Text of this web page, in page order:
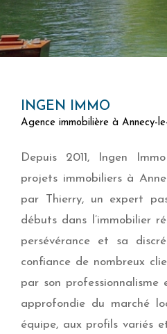
INGEN IMMO
Agence immobilière à Annecy-
Depuis 2011, Ingen
projets immobiliers à
par Thierry, un expert
débuts dans l’immobilier
persévérance et sa
confiance de nombreux
par son professionnalisme
approfondie du marché
équipe, aux profils variés